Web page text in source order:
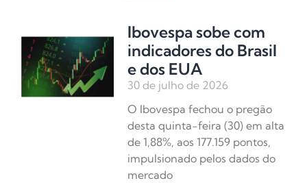
Ibovespa sobe com
indicadores do Brasil
e dos EUA
30 de julho de 2026
O Ibovespa fechou o pregão
desta quinta-feira (30) em alta
de 1,88%, aos 177.159 pontos,
impulsionado pelos dados do
mercado